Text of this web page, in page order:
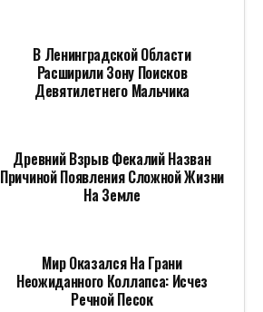
В Ленинградской Области
Расширили Зону Поисков
Девятилетнего Мальчика
Древний Взрыв Фекалий Назван
Причиной Появления Сложной Жизни
На Земле
Мир Оказался На Грани
Неожиданного Коллапса: Исчез
Речной Песок